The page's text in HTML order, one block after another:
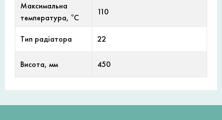
Максимальна
температура, °С
110
Тип радіатора 22
Висота, мм 450